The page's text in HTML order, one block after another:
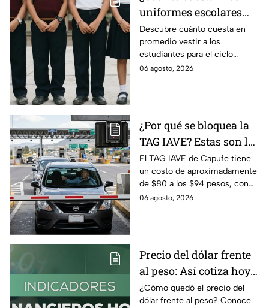
uniformes escolares
para el regreso a clases
2026, según su grado?
Descubre cuánto cuesta en
promedio vestir a los
estudiantes para el ciclo
escolar 2026-2027 y consejos
06 agosto, 2026
¿Por qué se bloquea la
TAG IAVE? Estas son las
razones por las que no
pasa en la caseta
El TAG IAVE de Capufe tiene
un costo de aproximadamente
de $80 a los $94 pesos, con
IVA incluido; te compartimos
06 agosto, 2026
Precio del dólar frente
al peso: Así cotiza hoy 6
de agosto 2026
¿Cómo quedó el precio del
dólar frente al peso? Conoce